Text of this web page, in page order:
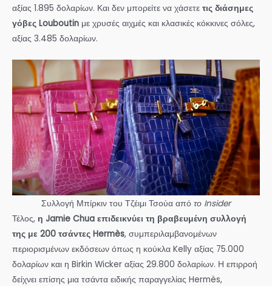
αξίας 1.895 δολαρίων. Και δεν μπορείτε να χάσετε τις διάσημες
γόβες Louboutin με χρυσές αιχμές και κλασικές κόκκινες σόλες,
αξίας 3.485 δολαρίων.
Συλλογή Μπίρκιν του Τζέιμι Τσούα από το Insider
Τέλος, η Jamie Chua επιδεικνύει τη βραβευμένη συλλογή
της με 200 τσάντες Hermès, συμπεριλαμβανομένων
περιορισμένων εκδόσεων όπως η κούκλα Kelly αξίας 75.000
δολαρίων και η Birkin Wicker αξίας 29.800 δολαρίων. Η επιρροή
δείχνει επίσης μια τσάντα ειδικής παραγγελίας Hermès,